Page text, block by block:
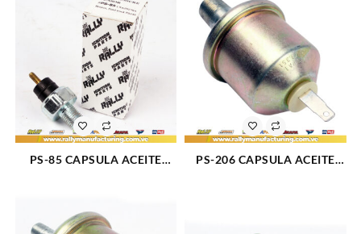
PS-85 CAPSULA ACEITE
GRANADA MERCURY
ZEPHYR (1040)
PS-206 CAPSULA ACEITE